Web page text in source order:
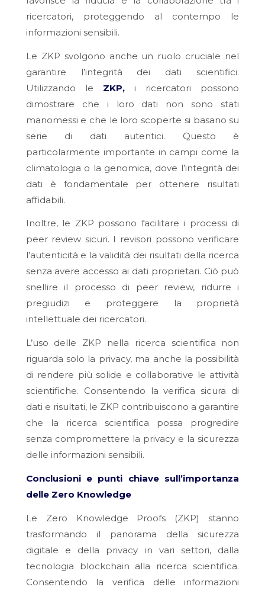
ricercatori, proteggendo al contempo le
informazioni sensibili.
Le ZKP svolgono anche un ruolo cruciale nel
garantire l’integrità dei dati scientifici.
Utilizzando le ZKP,i ricercatori possono
dimostrare che i loro dati non sono stati
manomessi e che le loro scoperte si basano su
serie di dati autentici. Questo è
particolarmente importante in campi come la
climatologia o la genomica, dove l’integrità dei
dati è fondamentale per ottenere risultati
affidabili.
Inoltre, le ZKP possono facilitare i processi di
peer review sicuri. I revisori possono verificare
l’autenticità e la validità dei risultati della ricerca
senza avere accesso ai dati proprietari. Ciò può
snellire il processo di peer review, ridurre i
pregiudizi e proteggere la proprietà
intellettuale dei ricercatori.
L’uso delle ZKP nella ricerca scientifica non
riguarda solo la privacy, ma anche la possibilità
di rendere più solide e collaborative le attività
scientifiche. Consentendo la verifica sicura di
dati e risultati, le ZKP contribuiscono a garantire
che la ricerca scientifica possa progredire
senza compromettere la privacy e la sicurezza
delle informazioni sensibili.
Conclusioni e punti chiave sull’importanza
delle Zero Knowledge
Le Zero Knowledge Proofs (ZKP) stanno
trasformando il panorama della sicurezza
digitale e della privacy in vari settori, dalla
tecnologia blockchain alla ricerca scientifica.
Consentendo la verifica delle informazioni